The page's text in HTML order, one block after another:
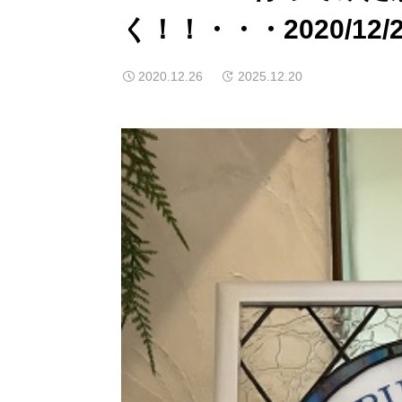
く！！・・・2020/12/
2020.12.26 2025.12.20